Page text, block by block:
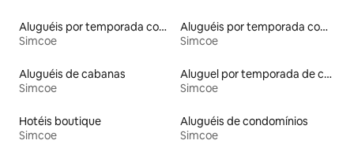
Aluguéis por temporada com acesso à praia
Simcoe
Aluguéis por temporada com café da manhã
Simcoe
Aluguéis de cabanas
Simcoe
Aluguel por temporada de casas de veraneio
Simcoe
Hotéis boutique
Simcoe
Aluguéis de condomínios
Simcoe